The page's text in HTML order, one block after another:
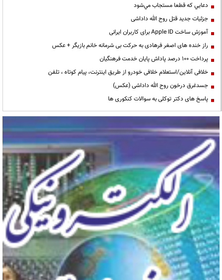
دعايي كه قطعا مستجاب مي‌شود
جزئیات جدید قتل روح الله داداشی
آموزش ساخت Apple ID برای کاربران ایرانی
راز خنده های اصغر فرهادی به حرکت بی شرمانه خانم بازیگر + عکس
پرداخت ۱۰۰ درصد پاداش پایان خدمت فرهنگیان
خلافی آنلاین/استعلام خلافی خودرو از طریق اینترنت، پیام کوتاه ، تلفن
جسدغرق درخون روح الله داداشی (عکس)
پاسخ های دکتر توکلی به سوالات کنکوری ها